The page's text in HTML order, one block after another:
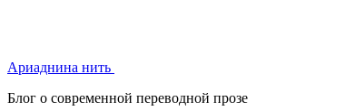
Ариаднина нить
Блог о современной переводной прозе